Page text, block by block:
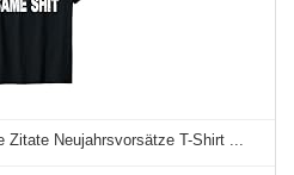
Zitate Neujahrsvorsätze T-Shirt ...